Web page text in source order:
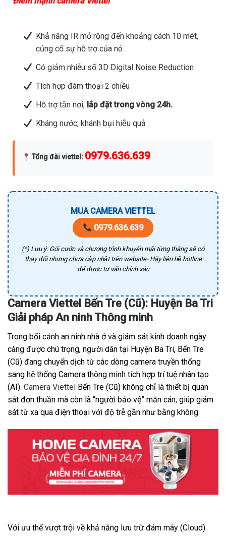
Khả năng IR mở rộng đến khoảng cách 10 mét,
củng cố sự hỗ trợ của nó
Có giảm nhiễu số 3D Digital Noise Reduction
Tích hợp đàm thoại 2 chiều
Hỗ trợ tận nơi,lắp đặt trong vòng 24h.
Kháng nước, khánh bụi hiệu quả
Tổng đài viettel : 0979.636.639
MUA CAMERA VIETTEL
0979.636.639
(*) Lưu ý: Gói cước và chương trình khuyến mãi từng tháng sẽ có
thay đổi nhưng chưa cập nhật trên website- Hãy liên hệ hotline
để được tư vấn chính xác
Camera Viettel Bến Tre (Cũ): Huyện Ba Tri
Giải pháp An ninh Thông minh
Trong bối cảnh an ninh nhà ở và giám sát kinh doanh ngày
càng được chú trọng, người dân tại Huyện Ba Tri, Bến Tre
(Cũ) đang chuyển dịch từ các dòng camera truyền thống
sang hệ thống Camera thông minh tích hợp trí tuệ nhân tạo
(AI). Camera Viettel Bến Tre (Cũ) không chỉ là thiết bị quan
sát đơn thuần mà còn là “người bảo vệ” mẫn cán, giúp giám
sát từ xa qua điện thoại với độ trễ gần như bằng không.
Với ưu thế vượt trội về khả năng lưu trữ đám mây (Cloud)